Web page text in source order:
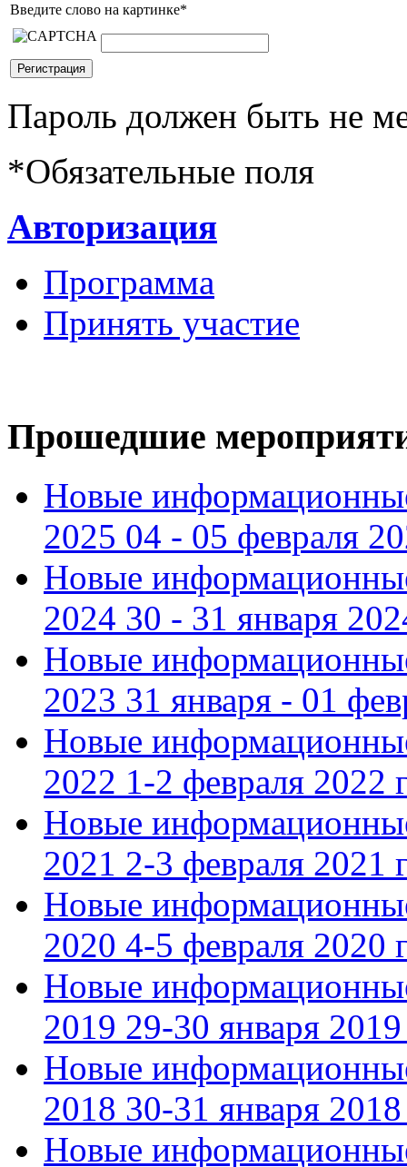
Введите слово на картинке*
Пароль должен быть не
*Обязательные поля
Авторизация
Программа
Принять участие
Прошедшие
Новые
2025 04 - 05 февраля
Новые
2024 30 - 31 января
Новые
2023 31 января - 01
Новые
2022 1-2 февраля 2022
Новые
2021 2-3 февраля 2021
Новые
2020 4-5 февраля 2020
Новые
2019 29-30 января 2019
Новые
2018 30-31 января 2018
Новые